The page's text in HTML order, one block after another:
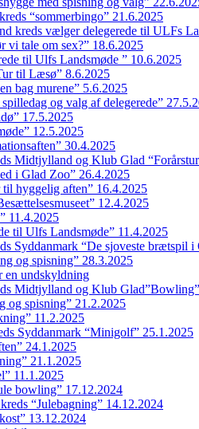
“sommerbingo” 21.6.2025
kreds vælger delegerede til ULFs
vi tale om sex?” 18.6.2025
til Ulfs Landsmøde ” 10.6.2025
til Læsø” 8.6.2025
bag murene” 5.6.2025
og valg af delegerede”
17.5.2025
12.5.2025
30.4.2025
Midtjylland og Klub Glad
i Glad Zoo” 26.4.2025
til hyggelig aften” 16.4.2025
12.4.2025
11.4.2025
til Ulfs Landsmøde” 11.4.2025
Syddanmark “De sjoveste brætspil i
og spisning” 28.3.2025
en undskyldning
Midtjylland og Klub
og spisning” 21.2.2025
11.2.2025
Syddanmark “Minigolf” 25.1.2025
24.1.2025
21.1.2025
11.1.2025
bowling” 17.12.2024
“Julebagning” 14.12.2024
13.12.2024